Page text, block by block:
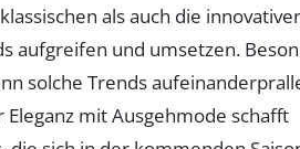
als auch die
aufgreifen und umsetzen.
solche Trends
Eleganz mit Ausgehmode schafft